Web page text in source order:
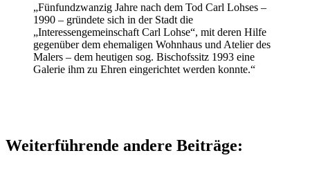
„Fünfundzwanzig Jahre nach dem Tod Carl Lohses –
1990 – gründete sich in der Stadt die
„Interessengemeinschaft Carl Lohse“, mit deren Hilfe
gegenüber dem ehemaligen Wohnhaus und Atelier des
Malers – dem heutigen sog. Bischofssitz 1993 eine
Galerie ihm zu Ehren eingerichtet werden konnte.“
Weiterführende andere Beiträge: